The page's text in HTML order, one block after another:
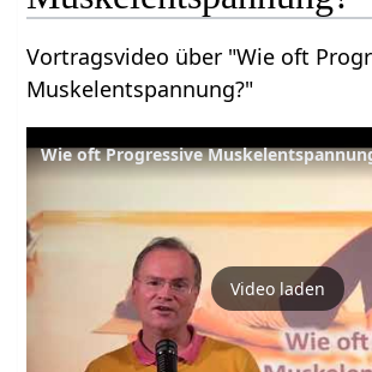
Vortragsvideo über "Wie oft
Muskelentspannung?"
Wie oft Progressive
Video laden